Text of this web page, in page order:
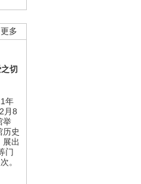
更多
切
年
月8
举
历史
展出
门
。